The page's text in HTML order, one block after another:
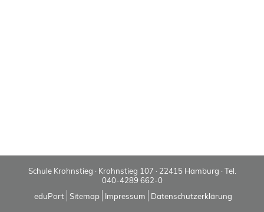
Schule Krohnstieg · Krohnstieg 107 · 22415 Hamburg · Tel.
040-4289 662-0
eduPort Sitemap Impressum Datenschutzerklärung